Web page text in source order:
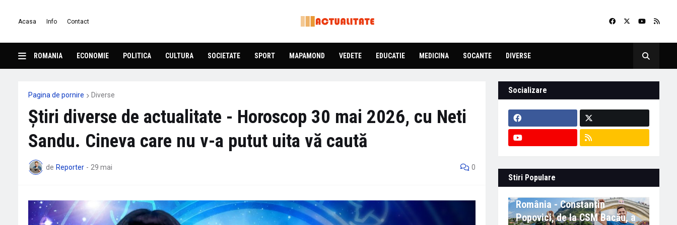
Acasa Info Contact
ROMANIA ECONOMIE POLITICA CULTURA SOCIETATE SPORT MAPAMOND VEDETE EDUCATIE MEDICINA SOCANTE DIVERSE
Pagina de pornire Diverse
Știri diverse de actualitate - Horoscop 30 mai 2026, cu Neti
Sandu. Cineva care nu v-a putut uita vă caută
de Reporter - 29 mai 0
Socializare
Stiri Populare
România - Constantin
Popovici, de la CSM Bacău, a